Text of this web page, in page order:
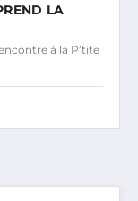
LA
à la P’tite